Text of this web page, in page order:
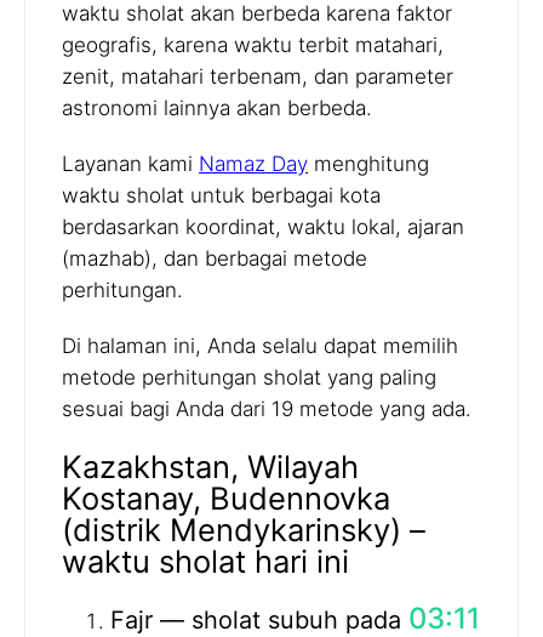
waktu sholat akan berbeda karena faktor
geografis, karena waktu terbit matahari,
zenit, matahari terbenam, dan parameter
astronomi lainnya akan berbeda.
Layanan kami Namaz Day menghitung
waktu sholat untuk berbagai kota
berdasarkan koordinat, waktu lokal, ajaran
(mazhab), dan berbagai metode
perhitungan.
Di halaman ini, Anda selalu dapat memilih
metode perhitungan sholat yang paling
sesuai bagi Anda dari 19 metode yang ada.
Kazakhstan, Wilayah
Kostanay, Budennovka
(distrik Mendykarinsky) –
waktu sholat hari ini
Fajr — sholat subuh pada 03:11